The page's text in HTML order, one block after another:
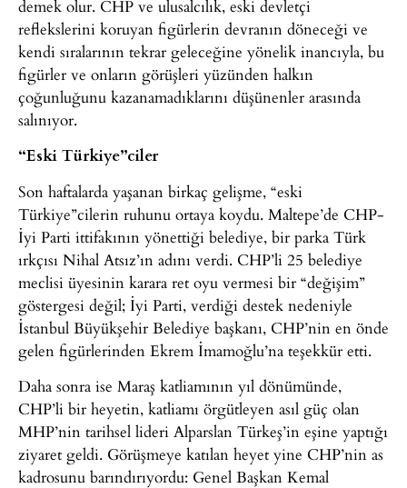
demek olur. CHP ve ulusalcılık, eski devletçi
reflekslerini koruyan figürlerin devranın döneceği ve
kendi sıralarının tekrar geleceğine yönelik inancıyla, bu
figürler ve onların görüşleri yüzünden halkın
çoğunluğunu kazanamadıklarını düşünenler arasında
salınıyor.
“Eski Türkiye”ciler
Son haftalarda yaşanan birkaç gelişme, “eski
Türkiye”cilerin ruhunu ortaya koydu. Maltepe’de CHP-
İyi Parti ittifakının yönettiği belediye, bir parka Türk
ırkçısı Nihal Atsız’ın adını verdi. CHP’li 25 belediye
meclisi üyesinin karara ret oyu vermesi bir “değişim”
göstergesi değil; İyi Parti, verdiği destek nedeniyle
İstanbul Büyükşehir Belediye başkanı, CHP’nin en önde
gelen figürlerinden Ekrem İmamoğlu’na teşekkür etti.
Daha sonra ise Maraş katliamının yıl dönümünde,
CHP’li bir heyetin, katliamı örgütleyen asıl güç olan
MHP’nin tarihsel lideri Alparslan Türkeş’in eşine yaptığı
ziyaret geldi. Görüşmeye katılan heyet yine CHP’nin as
kadrosunu barındırıyordu: Genel Başkan Kemal